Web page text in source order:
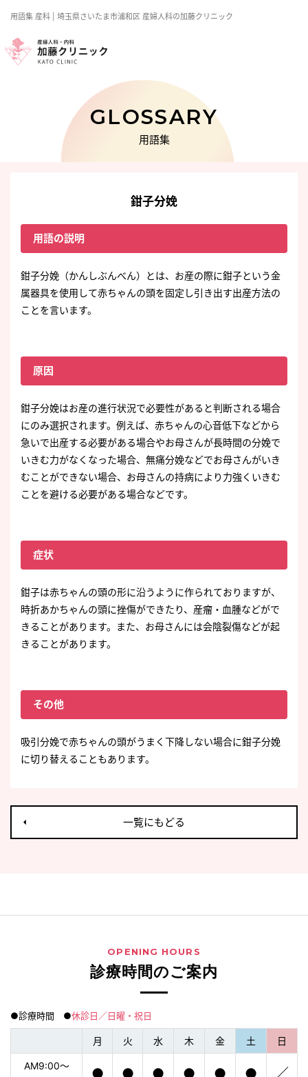
用語集 産科 | 埼玉県さいたま市浦和区 産婦人科の加藤クリニック
GLOSSARY
用語集
鉗子分娩
用語の説明
鉗子分娩（かんしぶんべん）とは、お産の際に鉗子という金
属器具を使用して赤ちゃんの頭を固定し引き出す出産方法の
ことを言います。
原因
鉗子分娩はお産の進行状況で必要性があると判断される場合
にのみ選択されます。例えば、赤ちゃんの心音低下などから
急いで出産する必要がある場合やお母さんが長時間の分娩で
いきむ力がなくなった場合、無痛分娩などでお母さんがいき
むことができない場合、お母さんの持病により力強くいきむ
ことを避ける必要がある場合などです。
症状
鉗子は赤ちゃんの頭の形に沿うように作られておりますが、
時折あかちゃんの頭に挫傷ができたり、産瘤・血腫などがで
きることがあります。また、お母さんには会陰裂傷などが起
きることがあります。
その他
吸引分娩で赤ちゃんの頭がうまく下降しない場合に鉗子分娩
に切り替えることもあります。
一覧にもどる
OPENING HOURS
診療時間のご案内
●診療時間 ●休診日／日曜・祝日
月 火 水 木 金 土 日
AM9:00〜
● ● ● ● ● ● ／